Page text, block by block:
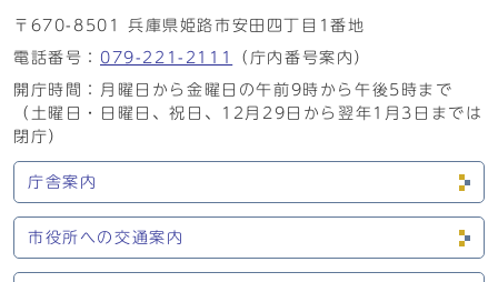
〒670-8501 兵庫県姫路市安田四丁目1番地
電話番号： 079-221-2111
（庁内番号案内）
開庁時間：月曜日から金曜日の午前9時から午後5時まで
（土曜日・日曜日、祝日、12月29日から翌年1月3日までは
閉庁）
庁舎案内
市役所への交通案内